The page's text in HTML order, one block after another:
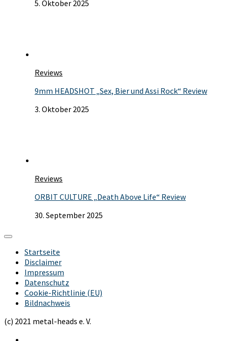
5. Oktober 2025
Reviews
9mm HEADSHOT „Sex, Bier und Assi Rock“ Review
3. Oktober 2025
Reviews
ORBIT CULTURE „Death Above Life“ Review
30. September 2025
Startseite
Disclaimer
Impressum
Datenschutz
Cookie-Richtlinie (EU)
Bildnachweis
(c) 2021 metal-heads e. V.